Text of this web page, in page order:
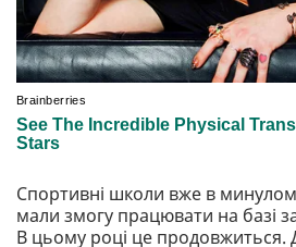
Спортивні школи вже в
мали змогу працювати на базі
В цьому році це продовжиться.